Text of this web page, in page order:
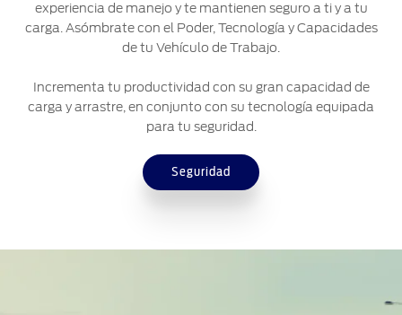
experiencia de manejo y te mantienen seguro a ti y a tu
carga. Asómbrate con el Poder, Tecnología y Capacidades
de tu Vehículo de Trabajo.
Incrementa tu productividad con su gran capacidad de
carga y arrastre, en conjunto con su tecnología equipada
para tu seguridad.
Seguridad